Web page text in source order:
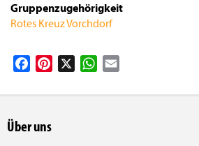
Gruppenzugehörigkeit
Rotes Kreuz Vorchdorf
FacebookPinterest WhatsApp
Über uns